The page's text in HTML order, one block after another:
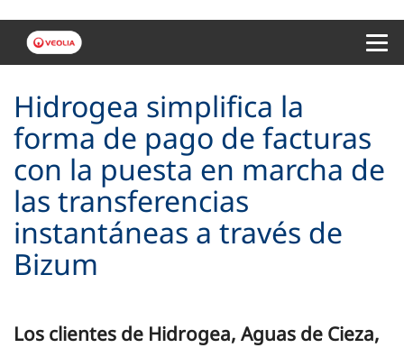
Hidrogea simplifica la
forma de pago de facturas
con la puesta en marcha de
las transferencias
instantáneas a través de
Bizum
Los clientes de Hidrogea, Aguas de Cieza,